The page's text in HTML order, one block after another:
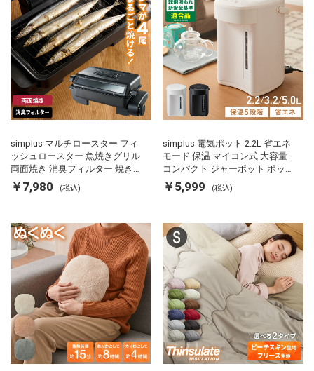
simplus マルチロースター フィ
ッシュロースター 魚焼きグリル
両面焼き 消臭フィルター 焼き魚
両面ヒーター タイマー付き SP-
FRS01 マットブラック シンプラ
￥7,980 (税込)
simplus 電気ポット 2.2L 省エネ
モード 保温 マイコン式 大容量
コンパクト ジャーポット ポット
カルキ抜き 空焚き防止 温度調節
軽量 SP-PD22 シンプラス
￥5,999 (税込)